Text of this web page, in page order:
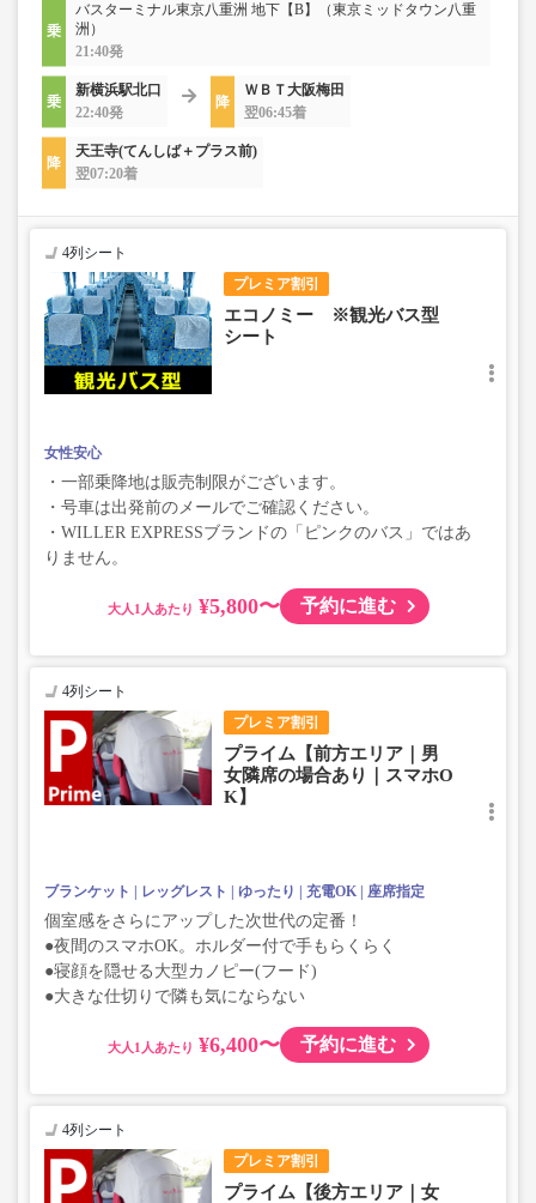
バスターミナル東京八重洲 地下【B】（東京ミッドタウン八重
洲）
21:40発
新横浜駅北口
22:40発
ＷＢＴ大阪梅田
翌06:45着
天王寺(てんしば＋プラス前)
翌07:20着
プレミア割引
4列シート
エコノミー ※観光バス型
シート
女性安心
・一部乗降地は販売制限がございます。
・号車は出発前のメールでご確認ください。
・WILLER EXPRESSブランドの「ピンクのバス」ではあ
りません。
大人 ¥5,800〜 予約に進む
プレミア割引
4列シート
プライム【前方エリア｜男
女隣席の場合あり｜スマホO
K】
ブランケット レッグレスト ゆったり 充電OK 座席指定
個室感をさらにアップした次世代の定番！
●夜間のスマホOK。ホルダー付で手もらくらく
●寝顔を隠せる大型カノピー(フード)
●大きな仕切りで隣も気にならない
大人 ¥6,400〜 予約に進む
プレミア割引
4列シート
プライム【後方エリア｜女